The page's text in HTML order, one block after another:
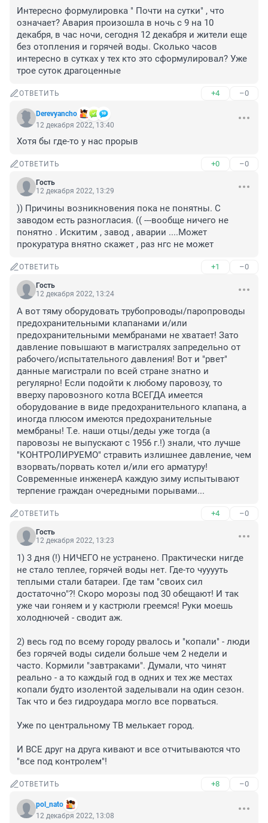
Интересно формулировка " Почти на сутки" , что
означает? Авария произошла в ночь с 9 на 10
декабря, в час ночи, сегодня 12 декабря и жители еще
без отопления и горячей воды. Сколько часов
интересно в сутках у тех кто это сформулировал? Уже
трое суток драгоценные
ОТВЕТИТЬ +4 –0
Derevyancho
12 декабря 2022, 13:40
Хотя бы где-то у нас прорыв
ОТВЕТИТЬ +0 –0
Гость
12 декабря 2022, 13:29
)) Причины возникновения пока не понятны. С
заводом есть разногласия. (( ---вообще ничего не
понятно . Искитим , завод , аварии ....Может
прокуратура внятно скажет , раз нгс не может
ОТВЕТИТЬ +1 –0
Гость
12 декабря 2022, 13:24
А вот тяму оборудовать трубопроводы/паропроводы
предохранительными клапанами и/или
предохранительными мембранами не хватает! Зато
давление повышают в магистралях запредельно от
рабочего/испытательного давления! Вот и "рвет"
данные магистрали по всей стране знатно и
регулярно! Если подойти к любому паровозу, то
вверху паровозного котла ВСЕГДА имеется
оборудование в виде предохранительного клапана, а
иногда плюсом имеются предохранительные
мембраны! Т.е. наши отцы/деды уже тогда (а
паровозы не выпускают с 1956 г.!) знали, что лучше
"КОНТРОЛИРУЕМО" стравить излишнее давление, чем
взорвать/порвать котел и/или его арматуру!
Современные инженерА каждую зиму испытывают
терпение граждан очередными порывами...
ОТВЕТИТЬ +4 –0
Гость
12 декабря 2022, 13:23
1) 3 дня (!) НИЧЕГО не устранено. Практически нигде
не стало теплее, горячей воды нет. Где-то чууууть
теплыми стали батареи. Где там "своих сил
достаточно"?! Скоро морозы под 30 обещают! И так
уже чаи гоняем и у кастрюли греемся! Руки моешь
холоднючей - сводит аж.
2) весь год по всему городу рвалось и "копали" - люди
без горячей воды сидели больше чем 2 недели и
часто. Кормили "завтраками". Думали, что чинят
реально - а то каждый год в одних и тех же местах
копали будто изолентой заделывали на один сезон.
Так что и без гидроудара могло все порваться.
Уже по центральному ТВ мелькает город.
И ВСЕ друг на друга кивают и все отчитываются что
"все под контролем"!
ОТВЕТИТЬ +8 –0
pol_nato
12 декабря 2022, 13:08